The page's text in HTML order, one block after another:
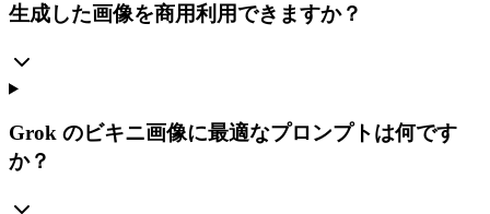
生成した画像を商用利用できますか？
Grok のビキニ画像に最適なプロンプトは何です
か？